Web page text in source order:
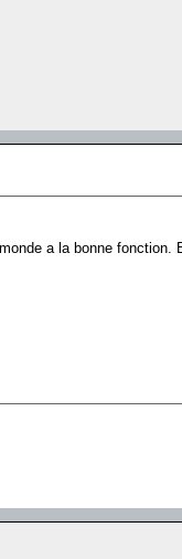
a la bonne fonction.